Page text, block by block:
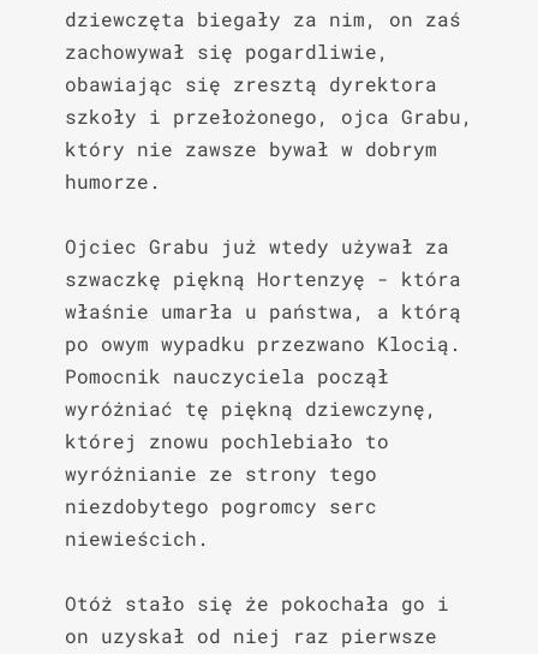
dziewczęta biegały za nim, on zaś
zachowywał się pogardliwie,
obawiając się zresztą dyrektora
szkoły i przełożonego, ojca Grabu,
który nie zawsze bywał w dobrym
humorze.
Ojciec Grabu już wtedy używał za
szwaczkę piękną Hortenzyę - która
właśnie umarła u państwa, a którą
po owym wypadku przezwano Klocią.
Pomocnik nauczyciela począł
wyróżniać tę piękną dziewczynę,
której znowu pochlebiało to
wyróżnianie ze strony tego
niezdobytego pogromcy serc
niewieścich.
Otóż stało się że pokochała go i
on uzyskał od niej raz pierwsze